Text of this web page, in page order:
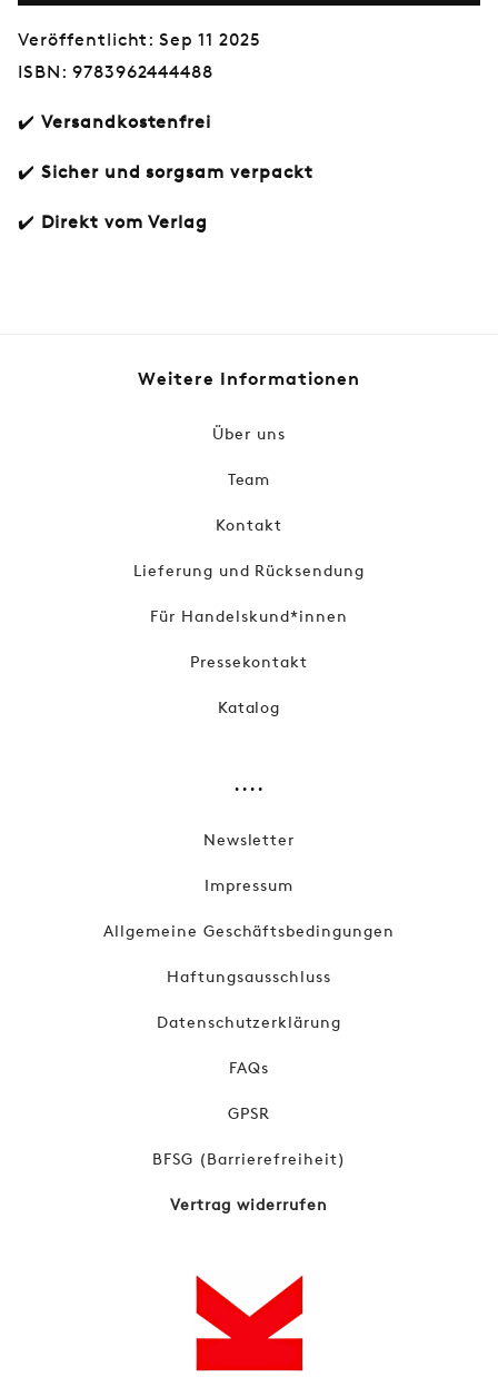
Kunst:
Kunst:
Druckgrafik
Veröffentlicht: Sep 11 2025
ISBN: 9783962444488
✔️ Versandkostenfrei
✔️ Sicher und sorgsam verpackt
✔️ Direkt vom Verlag
Weitere Informationen
Über uns
Team
Kontakt
Lieferung und Rücksendung
Für Handelskund*innen
Pressekontakt
Katalog
....
Newsletter
Impressum
Allgemeine Geschäftsbedingungen
Haftungsausschluss
Datenschutzerklärung
FAQs
GPSR
BFSG (Barrierefreiheit)
Vertrag widerrufen